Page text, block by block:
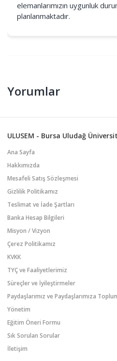
elemanlarımızın uygunluk
planlanmaktadır.
Yorumlar
ULUSEM - Bursa Uludağ
Ana Sayfa
Hakkımızda
Mesafeli Satış Sözleşmesi
Gizlilik Politikamız
Teslimat ve İade Şartları
Banka Hesap Bilgileri
Misyon / Vizyon
Çerez Politikamız
KVKK
TYÇ ve Faaliyetlerimiz
Süreçler ve İyileştirmeler
Paydaşlarımız ve Paydaşlarımıza
Yönetim
Eğitim Öneri Formu
Sık Sorulan Sorular
İletişim